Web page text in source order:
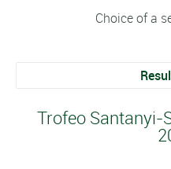
Choice of a
Trofeo Santanyi-